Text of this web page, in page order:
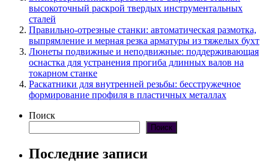
высокоточный раскрой твердых инструментальных
сталей
Правильно-отрезные станки: автоматическая размотка,
выпрямление и мерная резка арматуры из тяжелых бухт
Люнеты подвижные и неподвижные: поддерживающая
оснастка для устранения прогиба длинных валов на
токарном станке
Раскатники для внутренней резьбы: бесстружечное
формирование профиля в пластичных металлах
Поиск
Поиск
Последние записи